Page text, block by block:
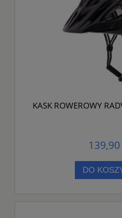
KASK ROWEROWY
139,90
DO